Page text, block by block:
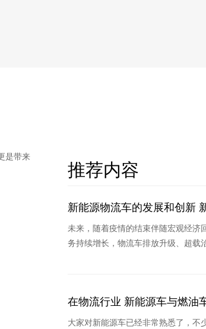
是带来 推荐内容
新能源物流车的发展和创新
家耐用
未来，随着疫情的结束伴随宏观经济
务持续增长，物流车排放升级、超载
在物流行业 新能源车与燃油
些优势？
大家对新能源车已经非常熟悉了，不